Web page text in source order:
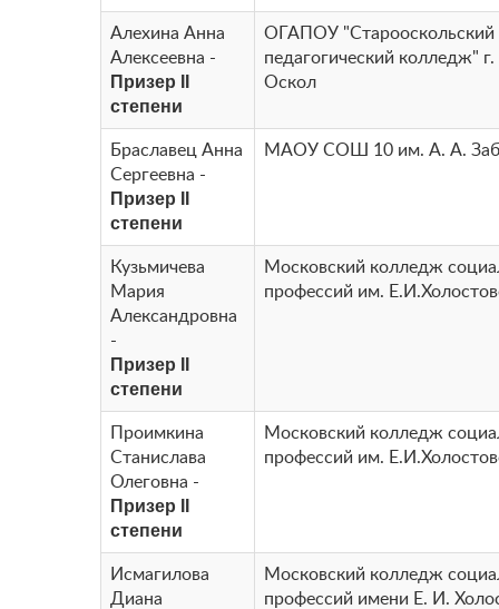
Алехина Анна
Алексеевна -
Призер II
степени
ОГАПОУ "Старооскольский
педагогический колледж"
Оскол
Браславец Анна
Сергеевна -
Призер II
степени
МАОУ СОШ 10 им. А. А.
Кузьмичева
Мария
Александровна
-
Призер II
степени
Московский колледж
профессий им.
Проимкина
Станислава
Олеговна -
Призер II
степени
Московский колледж
профессий им.
Исмагилова
Диана
Московский колледж
профессий имени Е. И.